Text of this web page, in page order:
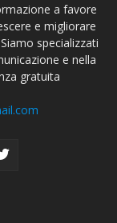
a favore
e migliorare
specializzati
e nella
gratuita